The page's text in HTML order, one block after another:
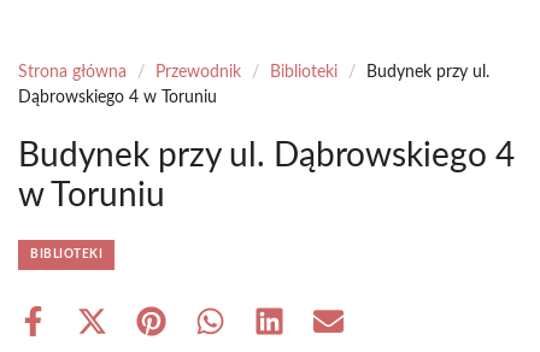
Strona główna / Przewodnik / Biblioteki /
Budynek przy ul.
Dąbrowskiego 4 w Toruniu
Budynek przy ul. Dąbrowskiego 4
w Toruniu
BIBLIOTEKI
Share
Share Share Share Share Share